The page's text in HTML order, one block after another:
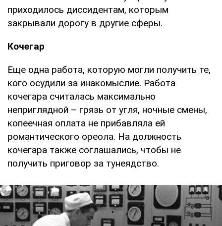
приходилось диссидентам, которым
закрывали дорогу в другие сферы.
Кочегар
Еще одна работа, которую могли получить те,
кого осудили за инакомыслие. Работа
кочегара считалась максимально
неприглядной – грязь от угля, ночные смены,
копеечная оплата не прибавляла ей
романтического ореола. На должность
кочегара также соглашались, чтобы не
получить приговор за тунеядство.